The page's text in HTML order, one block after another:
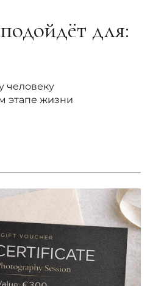
для:
человеку
этапе жизни